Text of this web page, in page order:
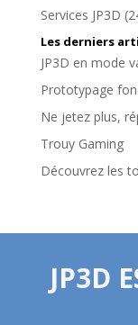
Services JP3D
Les derniers
JP3D en mode
Prototypage
Ne jetez plus,
Trouy Gaming
Découvrez les
JP3D